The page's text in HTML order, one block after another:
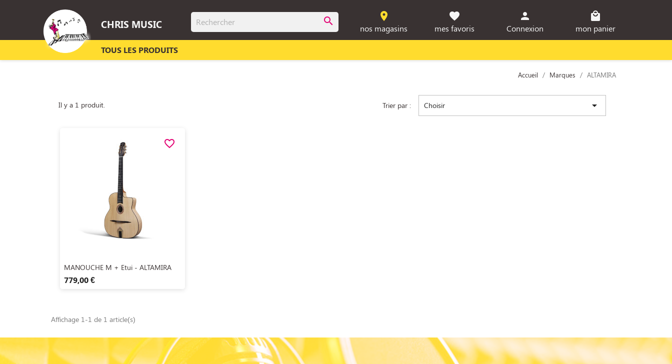
CHRIS MUSIC search room
nos magasins
favorite
mes favoris
person
Connexion
local_mall
mon panier
TOUS LES PRODUITS
Accueil Marques ALTAMIRA
Il y a 1 produit. Trier par : Choisir 
Aperçu rapide
MANOUCHE M + Etui - ALTAMIRA
779,00 €
favorite_border
Affichage 1-1 de 1 article(s)